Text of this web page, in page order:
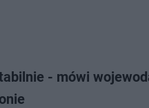
- mówi